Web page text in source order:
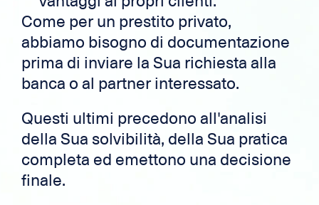
Come per un prestito privato,
abbiamo bisogno di documentazione
prima di inviare la Sua richiesta alla
banca o al partner interessato.
Questi ultimi precedono all'analisi
della Sua solvibilità, della Sua pratica
completa ed emettono una decisione
finale.